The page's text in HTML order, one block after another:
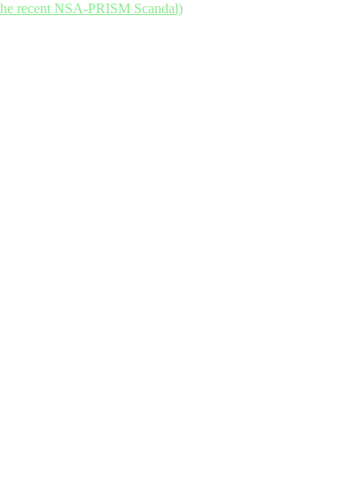
recent NSA-PRISM Scandal)